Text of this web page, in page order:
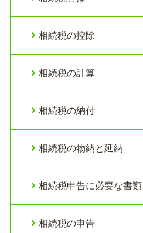
相続税の控除
相続税の計算
相続税の納付
相続税の物納と延納
相続税申告に必要な書類
相続税の申告